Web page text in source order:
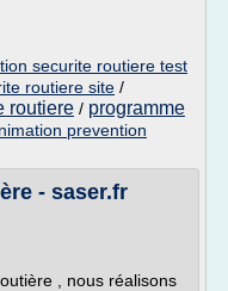
securite routiere test
routiere site /
routiere / programme
prevention
- saser.fr
, nous réalisons